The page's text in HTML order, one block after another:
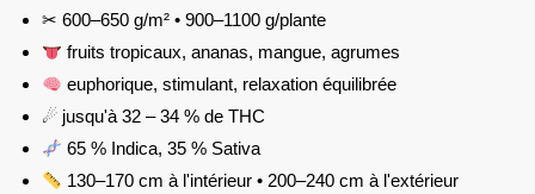
✂ 600–650 g/m² • 900–1100 g/plante
fruits tropicaux, ananas, mangue, agrumes
euphorique, stimulant, relaxation équilibrée
☄ jusqu'à 32 – 34 % de THC
65 % Indica, 35 % Sativa
130–170 cm à l'intérieur • 200–240 cm à l'extérieur